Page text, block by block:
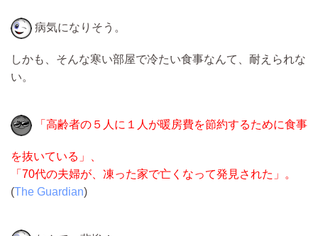
病気になりそう。
しかも、そんな寒い部屋で冷たい食事なんて、耐えられな
い。
「高齢者の５人に１人が暖房費を節約するために食事
を抜いている」、
「70代の夫婦が、凍った家で亡くなって発見された」。
(The Guardian)